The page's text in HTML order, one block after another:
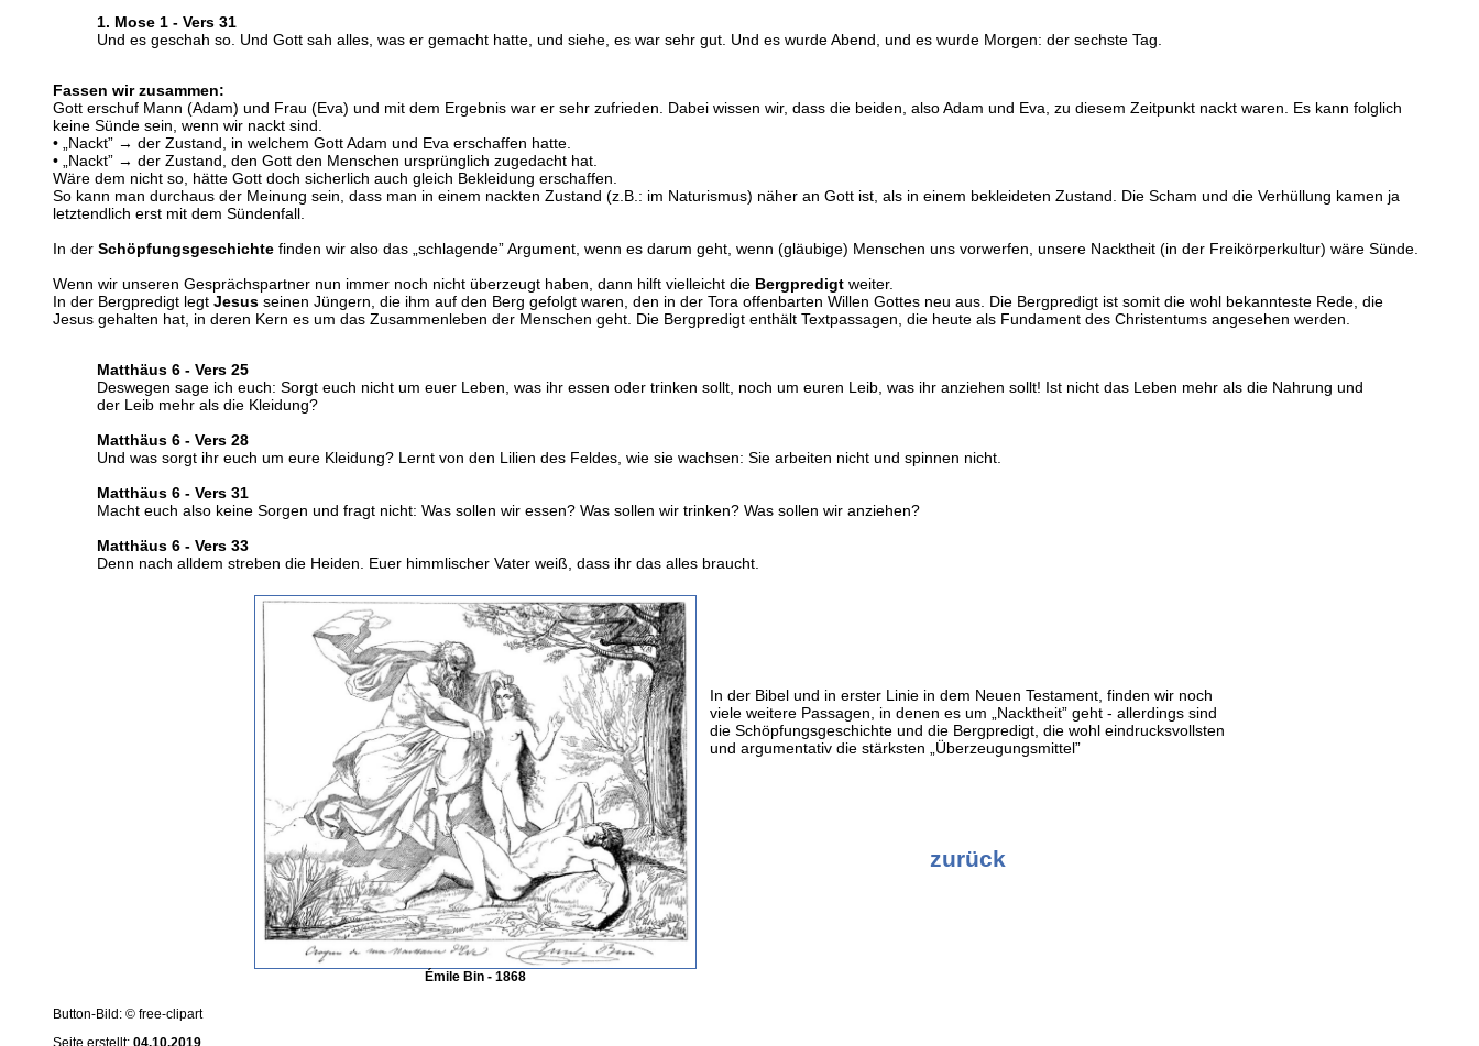
1. Mose 1 - Vers 31
Und es geschah so. Und Gott sah alles, was er gemacht hatte, und siehe, es war sehr gut. Und es wurde Abend, und es wurde Morgen: der sechste Tag.
Fassen wir zusammen:
Gott erschuf Mann (Adam) und Frau (Eva) und mit dem Ergebnis war er sehr zufrieden. Dabei wissen wir, dass die beiden, also Adam und Eva, zu diesem Zeitpunkt nackt waren. Es kann folglich
keine Sünde sein, wenn wir nackt sind.
• „Nackt” → der Zustand, in welchem Gott Adam und Eva erschaffen hatte.
• „Nackt” → der Zustand, den Gott den Menschen ursprünglich zugedacht hat.
Wäre dem nicht so, hätte Gott doch sicherlich auch gleich Bekleidung erschaffen.
So kann man durchaus der Meinung sein, dass man in einem nackten Zustand (z.B.: im Naturismus) näher an Gott ist, als in einem bekleideten Zustand. Die Scham und die Verhüllung kamen ja
letztendlich erst mit dem Sündenfall.
In der Schöpfungsgeschichte finden wir also das „schlagende” Argument, wenn es darum geht, wenn (gläubige) Menschen uns vorwerfen, unsere Nacktheit (in der Freikörperkultur) wäre Sünde.
Wenn wir unseren Gesprächspartner nun immer noch nicht überzeugt haben, dann hilft vielleicht die Bergpredigt weiter.
In der Bergpredigt legt Jesus seinen Jüngern, die ihm auf den Berg gefolgt waren, den in der Tora offenbarten Willen Gottes neu aus. Die Bergpredigt ist somit die wohl bekannteste Rede, die
Jesus gehalten hat, in deren Kern es um das Zusammenleben der Menschen geht. Die Bergpredigt enthält Textpassagen, die heute als Fundament des Christentums angesehen werden.
Matthäus 6 - Vers 25
Deswegen sage ich euch: Sorgt euch nicht um euer Leben, was ihr essen oder trinken sollt, noch um euren Leib, was ihr anziehen sollt! Ist nicht das Leben mehr als die Nahrung und
der Leib mehr als die Kleidung?
Matthäus 6 - Vers 28
Und was sorgt ihr euch um eure Kleidung? Lernt von den Lilien des Feldes, wie sie wachsen: Sie arbeiten nicht und spinnen nicht.
Matthäus 6 - Vers 31
Macht euch also keine Sorgen und fragt nicht: Was sollen wir essen? Was sollen wir trinken? Was sollen wir anziehen?
Matthäus 6 - Vers 33
Denn nach alldem streben die Heiden. Euer himmlischer Vater weiß, dass ihr das alles braucht.
Émile Bin - 1868
In der Bibel und in erster Linie in dem Neuen Testament, finden wir noch
viele weitere Passagen, in denen es um „Nacktheit” geht - allerdings sind
die Schöpfungsgeschichte und die Bergpredigt, die wohl eindrucksvollsten
und argumentativ die stärksten „Überzeugungsmittel”
zurück
Button-Bild: © free-clipart
Seite erstellt: 04.10.2019